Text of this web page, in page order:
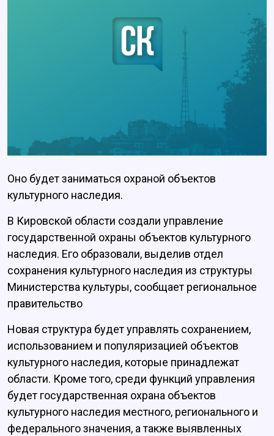
Оно будет заниматься охраной объектов
культурного наследия.
В Кировской области создали управление
государственной охраны объектов культурного
наследия. Его образовали, выделив отдел
сохранения культурного наследия из структуры
Министерства культуры, сообщает региональное
правительство
Новая структура будет управлять сохранением,
использованием и популяризацией объектов
культурного наследия, которые принадлежат
области. Кроме того, среди функций управления
будет государственная охрана объектов
культурного наследия местного, регионального и
федерального значения, а также выявленных